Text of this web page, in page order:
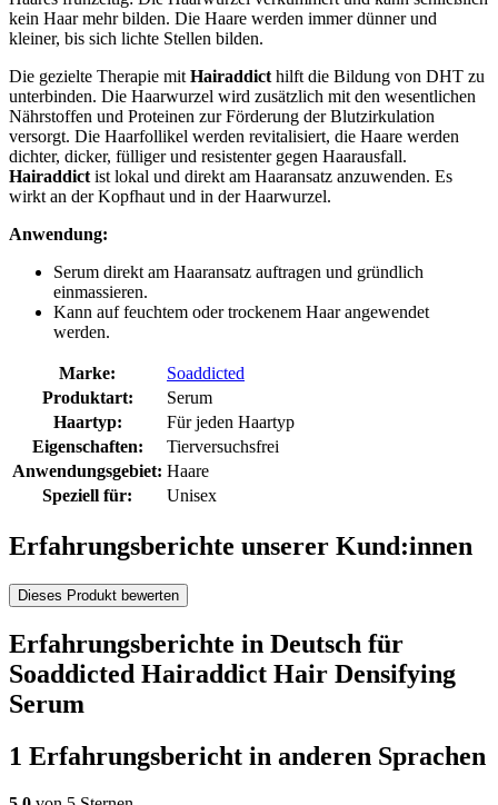
kein Haar mehr bilden. Die Haare werden immer dünner und
kleiner, bis sich lichte Stellen bilden.
Die gezielte Therapie mit Hairaddict hilft die Bildung von DHT zu
unterbinden. Die Haarwurzel wird zusätzlich mit den wesentlichen
Nährstoffen und Proteinen zur Förderung der Blutzirkulation
versorgt. Die Haarfollikel werden revitalisiert, die Haare werden
dichter, dicker, fülliger und resistenter gegen Haarausfall.
Hairaddict ist lokal und direkt am Haaransatz anzuwenden. Es
wirkt an der Kopfhaut und in der Haarwurzel.
Anwendung:
Serum direkt am Haaransatz auftragen und gründlich
einmassieren.
Kann auf feuchtem oder trockenem Haar angewendet
werden.
Marke:
Soaddicted
Produktart:
Serum
Haartyp:
Für jeden Haartyp
Eigenschaften:
Tierversuchsfrei
Anwendungsgebiet: Haare
Speziell für:
Unisex
Erfahrungsberichte unserer Kund:innen
Dieses Produkt bewerten
Erfahrungsberichte in Deutsch für
Soaddicted Hairaddict Hair Densifying
Serum
1 Erfahrungsbericht in anderen Sprachen